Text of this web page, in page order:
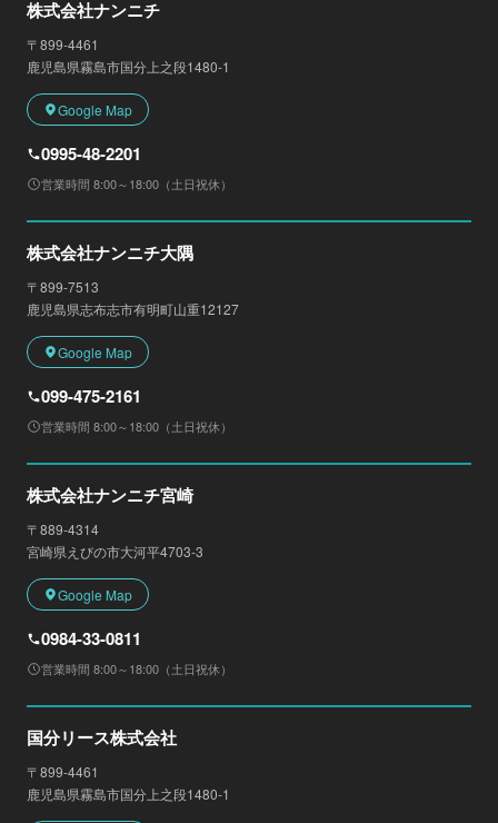
株式会社ナンニチ
〒899-4461
鹿児島県霧島市国分上之段1480-1
Google Map
0995-48-2201
営業時間 8:00～18:00（土日祝休）
株式会社ナンニチ大隅
〒899-7513
鹿児島県志布志市有明町山重12127
Google Map
099-475-2161
営業時間 8:00～18:00（土日祝休）
株式会社ナンニチ宮崎
〒889-4314
宮崎県えびの市大河平4703-3
Google Map
0984-33-0811
営業時間 8:00～18:00（土日祝休）
国分リース株式会社
〒899-4461
鹿児島県霧島市国分上之段1480-1